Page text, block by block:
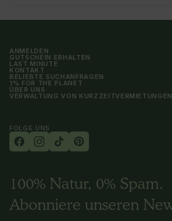
ANMELDEN
GUTSCHEIN ERHALTEN
LAST MINUTE
KONTAKT
BELIEBTE SUCHANFRAGEN
1% FOR THE PLANET
ÜBER UNS
VERWALTUNG VON KURZZEITVERMIETUNGEN
FOLGE UNS
100% Natur, 0% Spam.
Abonniere unseren